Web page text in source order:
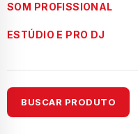
SOM PROFISSIONAL
ESTÚDIO E PRO DJ
BUSCAR PRODUTO